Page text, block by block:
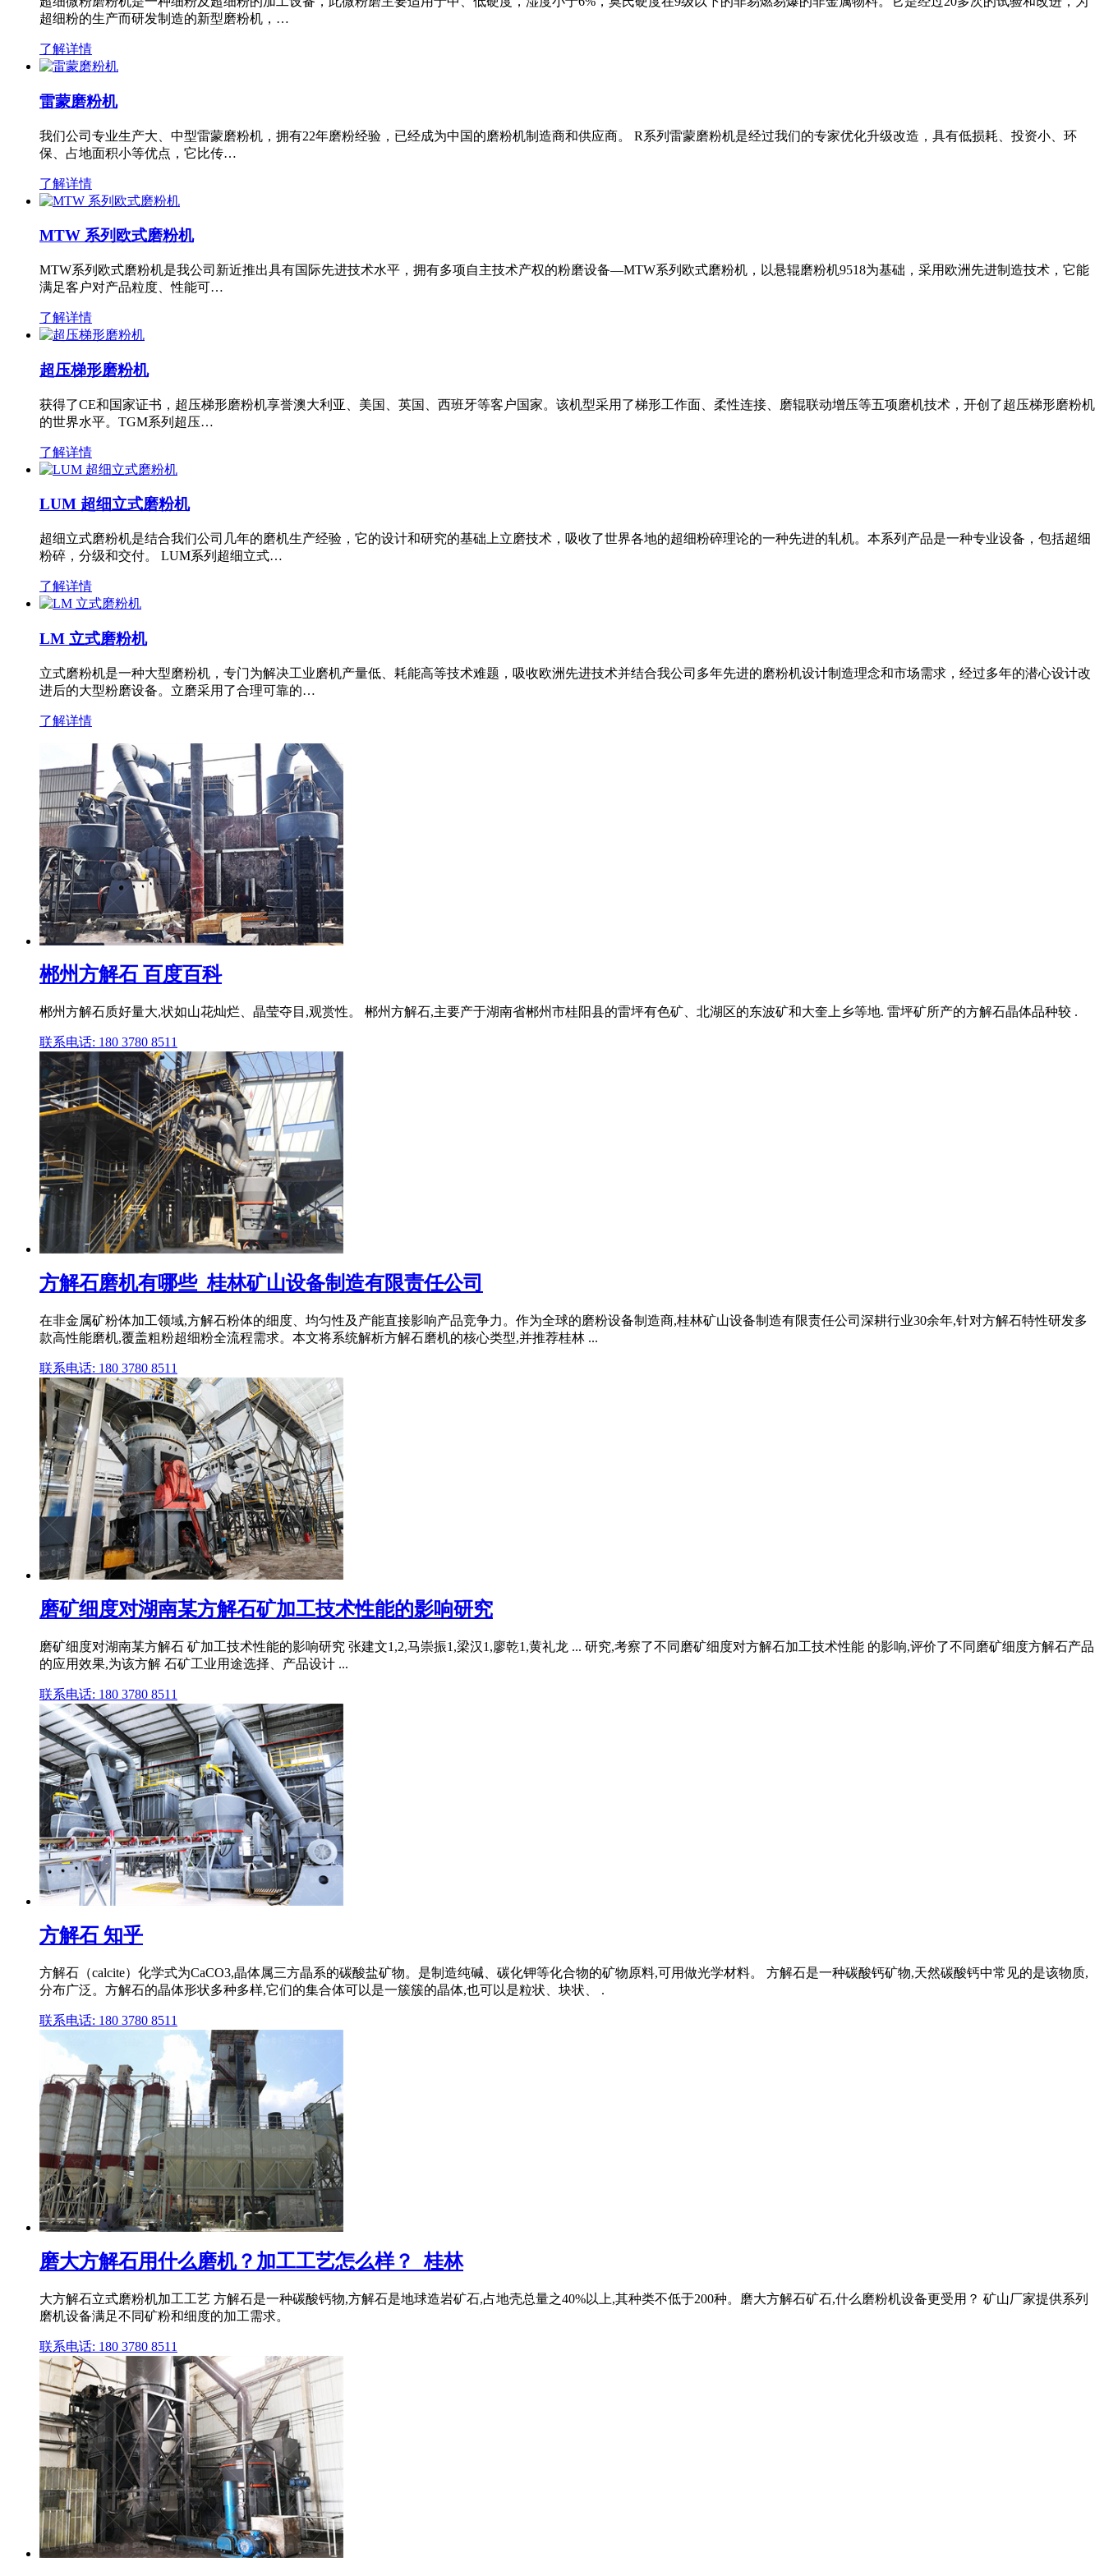
超细粉的生产而研发制造的新型磨粉机，…
了解详情
雷蒙磨粉机
我们公司专业生产大、中型雷蒙磨粉机，拥有22年磨粉经验，已经成为中国的磨粉机制造商和供应商。 R系列雷蒙磨粉机是经过我们的专家优化升级改造，具有低损耗、投资小、环
保、占地面积小等优点，它比传…
了解详情
MTW 系列欧式磨粉机
MTW系列欧式磨粉机是我公司新近推出具有国际先进技术水平，拥有多项自主技术产权的粉磨设备—MTW系列欧式磨粉机，以悬辊磨粉机9518为基础，采用欧洲先进制造技术，它能
满足客户对产品粒度、性能可…
了解详情
超压梯形磨粉机
获得了CE和国家证书，超压梯形磨粉机享誉澳大利亚、美国、英国、西班牙等客户国家。该机型采用了梯形工作面、柔性连接、磨辊联动增压等五项磨机技术，开创了超压梯形磨粉机
的世界水平。TGM系列超压…
了解详情
LUM 超细立式磨粉机
超细立式磨粉机是结合我们公司几年的磨机生产经验，它的设计和研究的基础上立磨技术，吸收了世界各地的超细粉碎理论的一种先进的轧机。本系列产品是一种专业设备，包括超细
粉碎，分级和交付。 LUM系列超细立式…
了解详情
LM 立式磨粉机
立式磨粉机是一种大型磨粉机，专门为解决工业磨机产量低、耗能高等技术难题，吸收欧洲先进技术并结合我公司多年先进的磨粉机设计制造理念和市场需求，经过多年的潜心设计改
进后的大型粉磨设备。立磨采用了合理可靠的…
了解详情
郴州方解石 百度百科
郴州方解石质好量大,状如山花灿烂、晶莹夺目,观赏性。 郴州方解石,主要产于湖南省郴州市桂阳县的雷坪有色矿、北湖区的东波矿和大奎上乡等地. 雷坪矿所产的方解石晶体品种较 .
联系电话: 180 3780 8511
方解石磨机有哪些_桂林矿山设备制造有限责任公司
在非金属矿粉体加工领域,方解石粉体的细度、均匀性及产能直接影响产品竞争力。作为全球的磨粉设备制造商,桂林矿山设备制造有限责任公司深耕行业30余年,针对方解石特性研发多
款高性能磨机,覆盖粗粉超细粉全流程需求。本文将系统解析方解石磨机的核心类型,并推荐桂林 ...
联系电话: 180 3780 8511
磨矿细度对湖南某方解石矿加工技术性能的影响研究
磨矿细度对湖南某方解石 矿加工技术性能的影响研究 张建文1,2,马崇振1,梁汉1,廖乾1,黄礼龙 ... 研究,考察了不同磨矿细度对方解石加工技术性能 的影响,评价了不同磨矿细度方解石产品
的应用效果,为该方解 石矿工业用途选择、产品设计 ...
联系电话: 180 3780 8511
方解石 知乎
方解石（calcite）化学式为CaCO3,晶体属三方晶系的碳酸盐矿物。是制造纯碱、碳化钾等化合物的矿物原料,可用做光学材料。 方解石是一种碳酸钙矿物,天然碳酸钙中常见的是该物质,
分布广泛。方解石的晶体形状多种多样,它们的集合体可以是一簇簇的晶体,也可以是粒状、块状、 .
联系电话: 180 3780 8511
磨大方解石用什么磨机？加工工艺怎么样？_桂林
大方解石立式磨粉机加工工艺 方解石是一种碳酸钙物,方解石是地球造岩矿石,占地壳总量之40%以上,其种类不低于200种。磨大方解石矿石,什么磨粉机设备更受用？ 矿山厂家提供系列
磨机设备满足不同矿粉和细度的加工需求。
联系电话: 180 3780 8511